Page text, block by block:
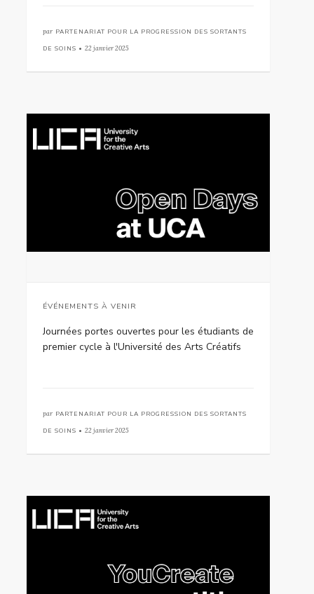
par PARTENARIAT POUR LA PROGRESSION DES SORTANTS
DE SOINS • 22 janvier 2025
ÉVÉNEMENTS À VENIR
Journées portes ouvertes pour les étudiants de
premier cycle à l'Université des Arts Créatifs
par PARTENARIAT POUR LA PROGRESSION DES SORTANTS
DE SOINS • 22 janvier 2025